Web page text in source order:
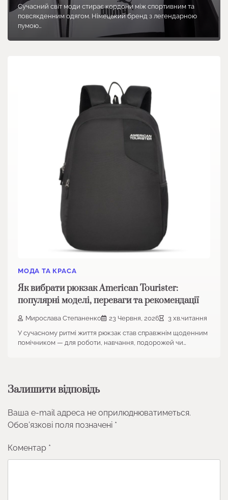
Сучасний світ моди стирає кордони між спортивним та
повсякденним одягом. Німецький бренд з легендарною
пумою…
МОДА ТА КРАСА
Як вибрати рюкзак American Tourister:
популярні моделі, переваги та рекомендації
Мирослава Степаненко 23 Червня, 2026
3 хв.читання
У сучасному ритмі життя рюкзак став справжнім щоденним
помічником — для роботи, навчання, подорожей чи…
Залишити відповідь
Ваша e-mail адреса не оприлюднюватиметься.
Обов’язкові поля позначені *
Коментар *